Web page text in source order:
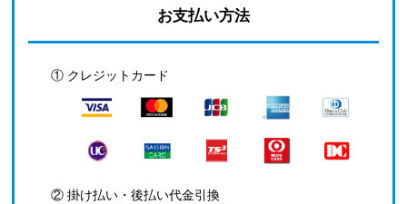
お支払い方法
① クレジットカード
② 掛け払い・後払い代金引換